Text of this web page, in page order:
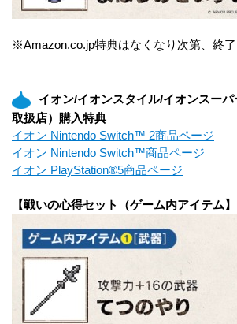
※Amazon.co.jp特典はなくなり次第、終了
イオン/イオンスタイル/イオンスー
取扱店）購入特典
イオン Nintendo Switch™ 2商品ページ
イオン Nintendo Switch™商品ページ
イオン PlayStation®5商品ページ
【戦いの心得セット（ゲーム内アイテム】